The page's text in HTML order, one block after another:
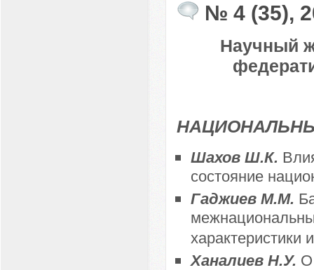
№ 4 (35),
Научный
Шахов Ш.К.
состояние
Гаджиев М.М.
характеристики
Ханалиев Н.У. О